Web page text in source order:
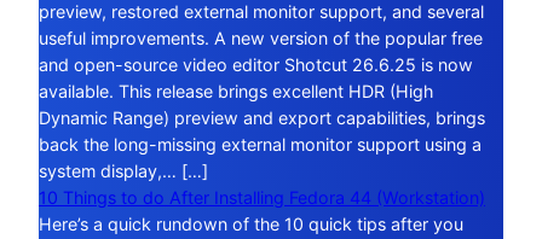
preview, restored external monitor support, and several
useful improvements. A new version of the popular free
and open-source video editor Shotcut 26.6.25 is now
available. This release brings excellent HDR (High
Dynamic Range) preview and export capabilities, brings
back the long-missing external monitor support using a
system display,… […]
10 Things to do After Installing Fedora 44 (Workstation)
Here’s a quick rundown of the 10 quick tips after you